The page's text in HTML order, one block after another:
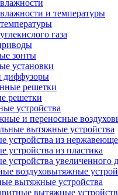
и температуры
газа
зонты
установки
диффузоры
решетки
решетки
устройства
и переносные
вытяжные устройства
устройства из
устройства из пластика
устройства увеличенного
воздуховытяжные
вытяжные устройства
вытяжные